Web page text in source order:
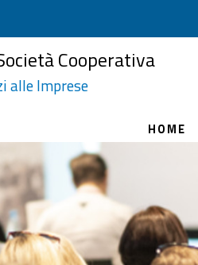
Cooperativa
alle Imprese
HOME